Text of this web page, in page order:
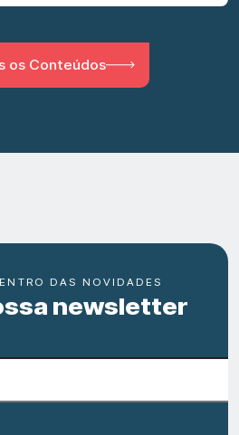
os Conteúdos
DAS NOVIDADES
newsletter